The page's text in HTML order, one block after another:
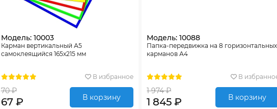
Модель: 10003
Карман вертикальный А5
самоклеящийся 165х215 мм
В избранное
70 ₽
67 ₽ В корзину
Модель: 10088
Папка-передвижка на 8 горизонтальных
карманов А4
В
1 974 ₽
1 845 ₽ В корзину